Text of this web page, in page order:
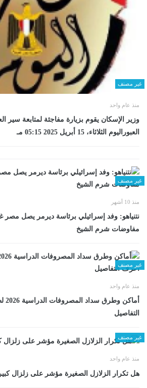
غير مصنف
منذ عام واحد
وزير الإسكان يقوم بزيارة مفاجئة لمتابعة سير
العبوراليوم الثلاثاء، 15 أبريل 2025 05:15 مـ
غير مصنف
منذ 10 أشهر
نتنياهو: وفد إسرائيلي برئاسة ديرمر يصل مصر
مفاوضات شرم الشيخ
غير مصنف
منذ عام واحد
التفاصيل
غير مصنف
منذ عام واحد
هل تكرار الزلازل الصغيرة مؤشر على زلزال